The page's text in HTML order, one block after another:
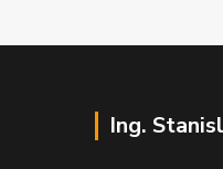
Ing.